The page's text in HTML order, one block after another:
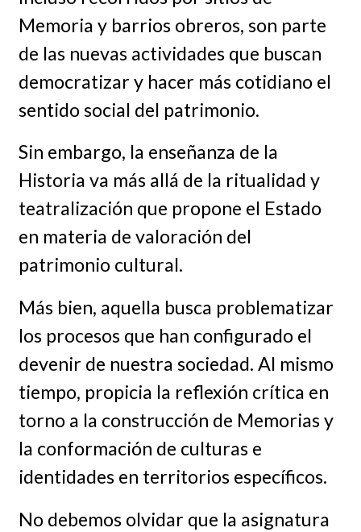
Memoria y barrios obreros, son parte
de las nuevas actividades que buscan
democratizar y hacer más cotidiano el
sentido social del patrimonio.
Sin embargo, la enseñanza de la
Historia va más allá de la ritualidad y
teatralización que propone el Estado
en materia de valoración del
patrimonio cultural.
Más bien, aquella busca problematizar
los procesos que han configurado el
devenir de nuestra sociedad. Al mismo
tiempo, propicia la reflexión crítica en
torno a la construcción de Memorias y
la conformación de culturas e
identidades en territorios específicos.
No debemos olvidar que la asignatura